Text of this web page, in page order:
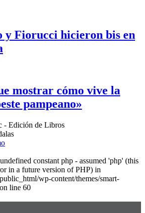
y Fiorucci hicieron bis en
mostrar cómo vive la
pampeano»
constant php - assumed 'php' (this
in a future version of PHP) in
wp-content/themes/smart-
line 60